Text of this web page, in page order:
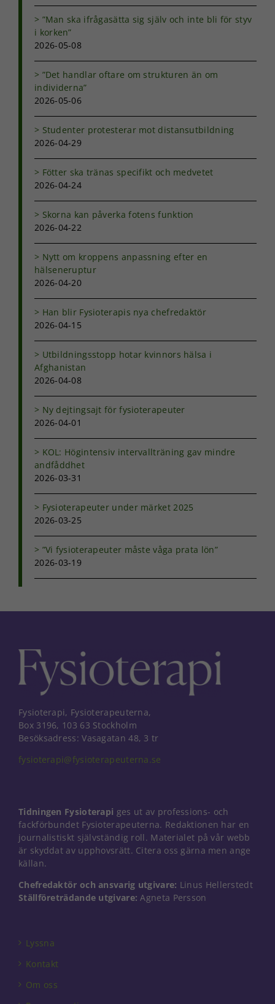
”Man ska ifrågasätta sig själv och inte bli för styv
i korken”
2026-05-08
”Det handlar oftare om strukturen än om
individerna”
2026-05-06
Studenter protesterar mot distansutbildning
2026-04-29
Fötter ska tränas specifikt och medvetet
2026-04-24
Skorna kan påverka fotens funktion
2026-04-22
Nytt om kroppens anpassning efter en
hälseneruptur
2026-04-20
Han blir Fysioterapis nya chefredaktör
2026-04-15
Utbildningsstopp hotar kvinnors hälsa i
Afghanistan
2026-04-08
Ny dejtingsajt för fysioterapeuter
2026-04-01
KOL: Högintensiv intervallträning gav mindre
andfåddhet
2026-03-31
Fysioterapeuter under märket 2025
2026-03-25
”Vi fysioterapeuter måste våga prata lön”
2026-03-19
Fysioterapi, Fysioterapeuterna,
Box 3196, 103 63 Stockholm
Besöksadress: Vasagatan 48, 3 tr
fysioterapi@fysioterapeuterna.se
Tidningen Fysioterapi ges ut av professions- och
fackförbundet Fysioterapeuterna. Redaktionen har en
journalistiskt självständig roll. Materialet på vår webb
är skyddat av upphovsrätt. Citera oss gärna men ange
källan.
Chefredaktör och ansvarig utgivare: Linus Hellerstedt
Ställföreträdande utgivare: Agneta Persson
Lyssna
Kontakt
Om oss
behövs för
att hemsidan
kunna
förbättra
uppbyggnad,
hur
hemsidan
Upplevelse
prestera så
bra som
de här
funktionalitet
att försvinna
från
med dig av dina
intressen och ditt
personligt